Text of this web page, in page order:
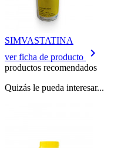
SIMVASTATINA
ver ficha de producto
keyboard_arrow_right
productos recomendados
Quizás le pueda interesar...